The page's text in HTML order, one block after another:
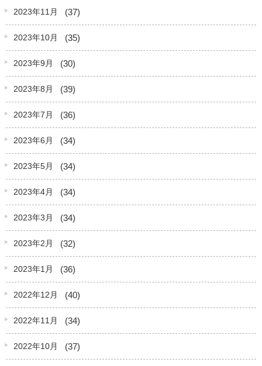
2023年11月 (37)
2023年10月 (35)
2023年9月 (30)
2023年8月 (39)
2023年7月 (36)
2023年6月 (34)
2023年5月 (34)
2023年4月 (34)
2023年3月 (34)
2023年2月 (32)
2023年1月 (36)
2022年12月 (40)
2022年11月 (34)
2022年10月 (37)